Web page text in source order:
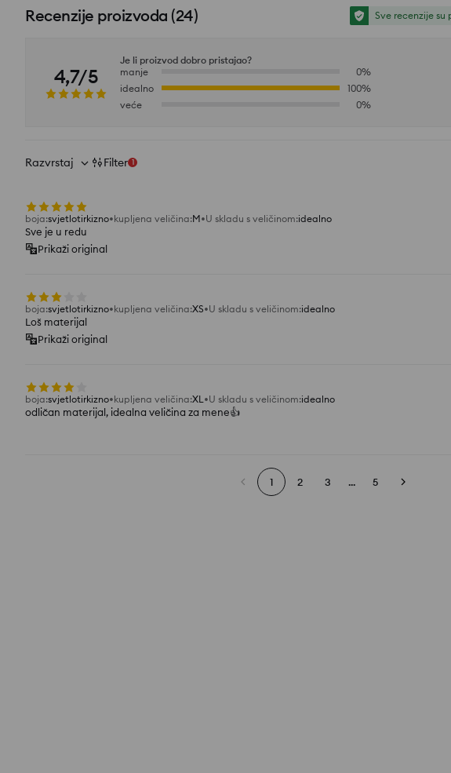
Recenzije proizvoda (24) Sve recenzije su
4,7/5
Je li proizvod dobro pristajao?
manje
0%
idealno
100%
veće
0%
Razvrstaj Filter 1
boja:svjetlotirkizno kupljena veličina:M U skladu s veličinom:idealno
Sve je u redu
Prikaži original
boja:svjetlotirkizno kupljena veličina:XS U skladu s veličinom:idealno
Loš materijal
Prikaži original
boja:svjetlotirkizno kupljena veličina:XL U skladu s veličinom:idealno
odličan materijal, idealna veličina za mene👍️
1 2 3 ... 5